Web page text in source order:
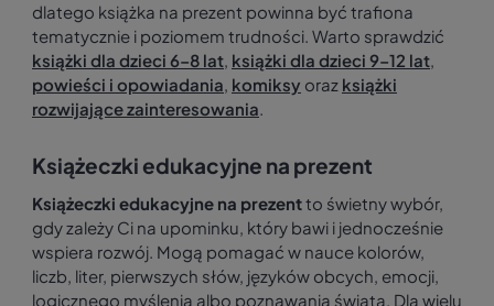
dlatego książka na prezent powinna być trafiona
tematycznie i poziomem trudności. Warto sprawdzić
książki dla dzieci 6–8 lat, książki dla dzieci 9–12 lat,
powieści i opowiadania, komiksy oraz książki
rozwijające zainteresowania.
Książeczki edukacyjne na prezent
Książeczki edukacyjne na prezentto świetny wybór,
gdy zależy Ci na upominku, który bawi i jednocześnie
wspiera rozwój. Mogą pomagać w nauce kolorów,
liczb, liter, pierwszych słów, języków obcych, emocji,
logicznego myślenia albo poznawania świata. Dla wielu